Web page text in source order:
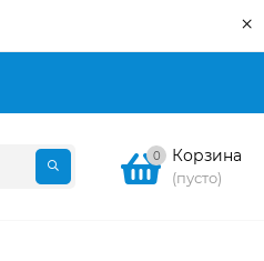
×
0 Корзина
(пусто)